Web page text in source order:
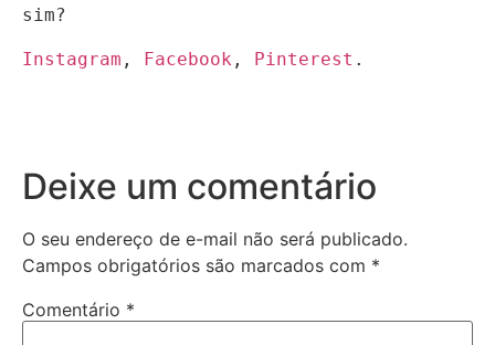
sim?
Instagram , Facebook , Pinterest .
Deixe um comentário
O seu endereço de e-mail não será publicado.
Campos obrigatórios são marcados com *
Comentário *